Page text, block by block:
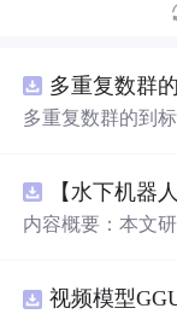
多重复数群
多重复数群的到
内容概要：本文
探讨了将强化学